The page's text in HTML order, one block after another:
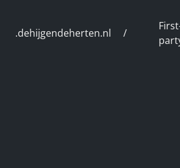
.dehijgendeherten.nl /